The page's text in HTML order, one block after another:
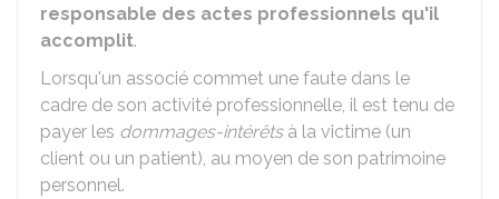
responsable des actes professionnels qu'il
accomplit.
Lorsqu'un associé commet une faute dans le
cadre de son activité professionnelle, il est tenu de
payer les dommages-intérêtsà la victime (un
client ou un patient), au moyen de son patrimoine
personnel.